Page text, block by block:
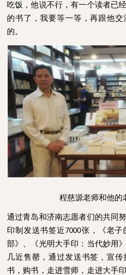
吃饭，他说不行，有一个读者已
的书了，我要等一等，再跟他
的。
程慈源老师和他的
通过青岛和济南志愿者们的共同
印制发送书签近7000张，《老子
部》、《光明大手印：当代妙用
几近售罄，通过发送书签，宣
书，购书，走进雪师，走进大手